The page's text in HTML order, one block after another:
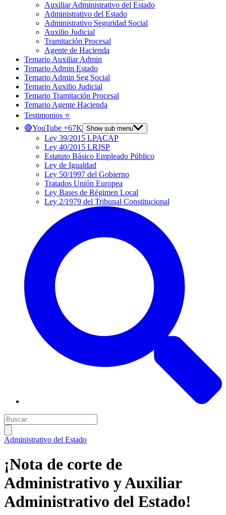
Auxiliar Administrativo del Estado
Administrativo del Estado
Administrativo Seguridad Social
Auxilio Judicial
Tramitación Procesal
Agente de Hacienda
Temario Auxiliar Admin
Temario Admin Estado
Temario Admin Seg Social
Temario Auxilio Judicial
Temario Tramitación Procesal
Temario Agente Hacienda
Testimonios ⭐️
🔴YouTube +67K Show sub menu
Ley 39/2015 LPACAP
Ley 40/2015 LRJSP
Estatuto Básico Empleado Público
Ley de Igualdad
Ley 50/1997 del Gobierno
Tratados Unión Europea
Ley Bases de Régimen Local
Ley 2/1979 del Tribunal Constitucional
Administrativo del Estado
¡Nota de corte de
Administrativo y Auxiliar
Administrativo del Estado!